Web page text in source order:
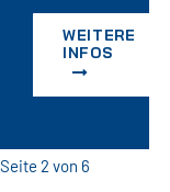
WEITERE
INFOS
Seite 2 von 6